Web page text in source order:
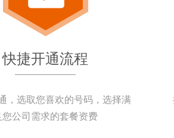
快捷开通流程
，选取您喜欢的号码，选择满
您公司需求的套餐资费